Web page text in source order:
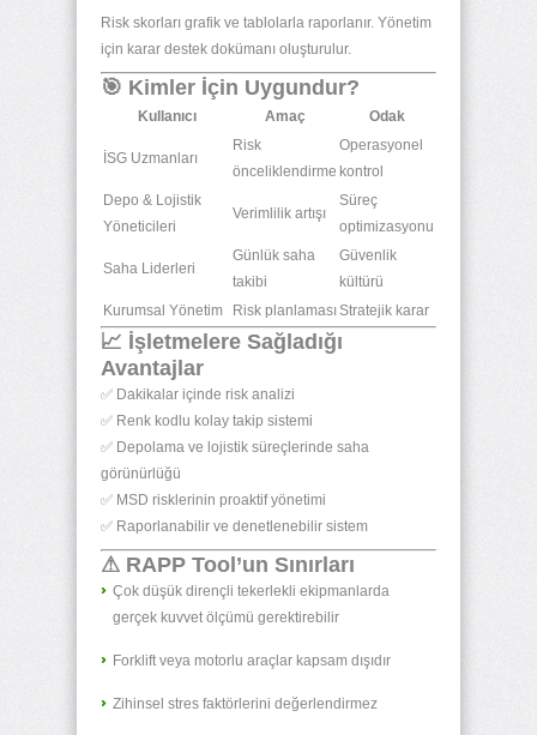
Risk skorları grafik ve tablolarla raporlanır. Yönetim
için karar destek dokümanı oluşturulur.
🎯 Kimler İçin Uygundur?
Kullanıcı Amaç Odak
İSG Uzmanları
Risk
önceliklendirme
Operasyonel
kontrol
Depo & Lojistik
Yöneticileri
Verimlilik artışı
Süreç
optimizasyonu
Saha Liderleri
Günlük saha
takibi
Güvenlik
kültürü
Kurumsal Yönetim
Risk planlamasıStratejik karar
📈 İşletmelere Sağladığı
Avantajlar
✅ Dakikalar içinde risk analizi
✅ Renk kodlu kolay takip sistemi
✅ Depolama ve lojistik süreçlerinde saha
görünürlüğü
✅ MSD risklerinin proaktif yönetimi
✅ Raporlanabilir ve denetlenebilir sistem
⚠ RAPP Tool’un Sınırları
Çok düşük dirençli tekerlekli ekipmanlarda
gerçek kuvvet ölçümü gerektirebilir
Forklift veya motorlu araçlar kapsam dışıdır
Zihinsel stres faktörlerini değerlendirmez